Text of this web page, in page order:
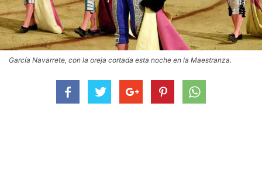
García Navarrete, con la oreja cortada esta noche en la Maestranza.